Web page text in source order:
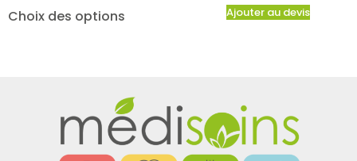
Choix des options Ajouter au devis